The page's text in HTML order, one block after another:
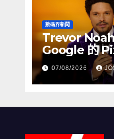
數碼界新聞
Trevor
Google 的
介活動
07/08/2026